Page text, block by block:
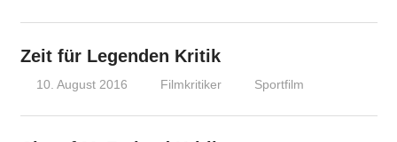
Zeit für Legenden Kritik
10. August 2016 Filmkritiker Sportfilm